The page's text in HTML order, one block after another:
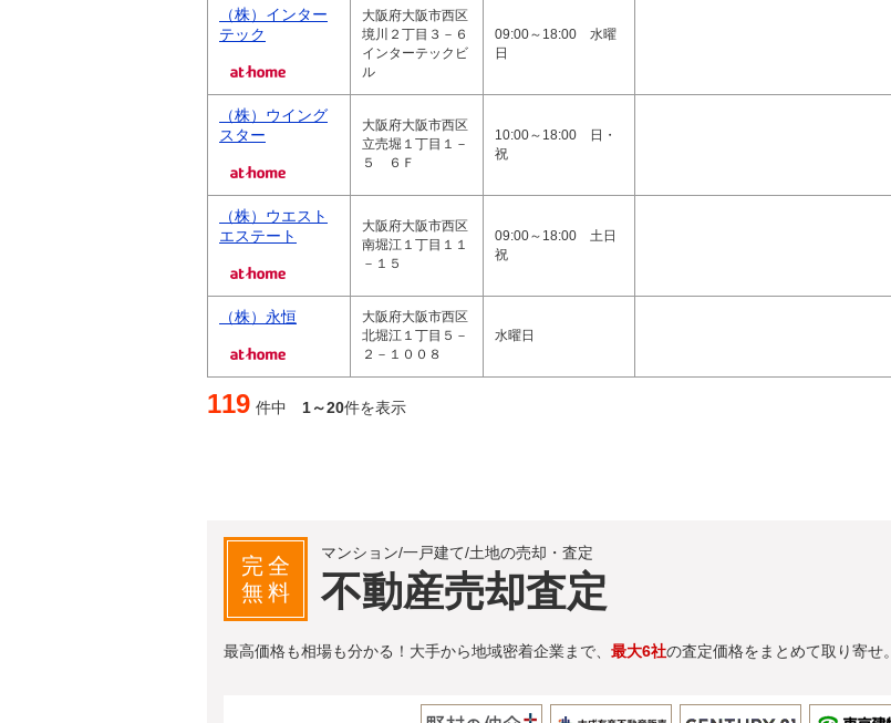
（株）インター
テック
大阪府大阪市西区
境川２丁目３－６
インターテックビ
ル
09:00～18:00 水曜
日
（株）ウイング
スター
大阪府大阪市西区
立売堀１丁目１－
５ ６Ｆ
10:00～18:00 日・
祝
（株）ウエスト
エステート
大阪府大阪市西区
南堀江１丁目１１
－１５
09:00～18:00 土日
祝
（株）永恒
大阪府大阪市西区
北堀江１丁目５－
２－１００８
水曜日
119 件中 1～20件を表示
完全
無料
マンション/一戸建て/土地の売却・査定
不動産売却査定
最高価格も相場も分かる！大手から地域密着企業まで、 最大6社の査定価格をまとめて取り寄せ。